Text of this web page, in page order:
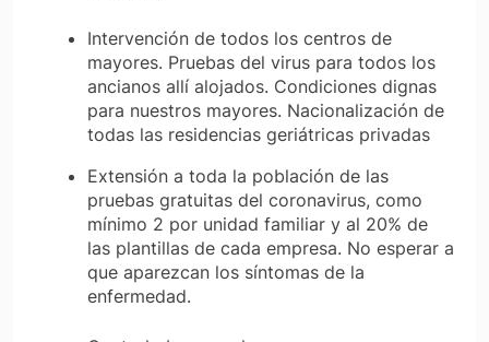
Intervención de todos los centros de
mayores. Pruebas del virus para todos los
ancianos allí alojados. Condiciones dignas
para nuestros mayores. Nacionalización de
todas las residencias geriátricas privadas
Extensión a toda la población de las
pruebas gratuitas del coronavirus, como
mínimo 2 por unidad familiar y al 20% de
las plantillas de cada empresa. No esperar a
que aparezcan los síntomas de la
enfermedad.